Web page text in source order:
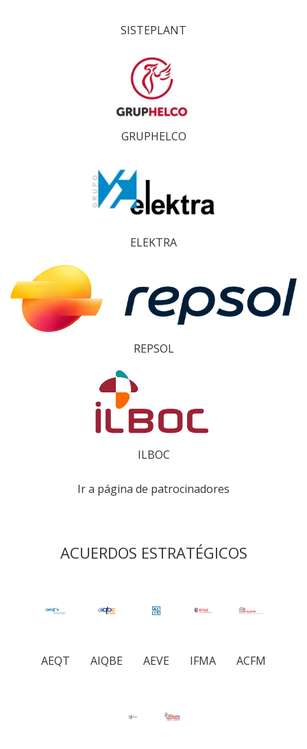
SISTEPLANT
GRUPHELCO
ELEKTRA
REPSOL
ILBOC
Ir a página de patrocinadores
ACUERDOS ESTRATÉGICOS
AEQT AIQBE AEVE IFMA ACFM